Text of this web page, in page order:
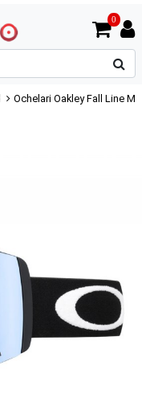
0
Ochelari Oakley Fall Line M